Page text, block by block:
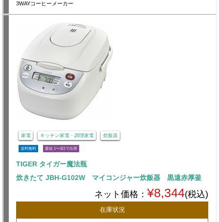
3WAYコーヒーメーカー
家電 キッチン家電・調理家電 炊飯器
送料無料 最短 1〜3日で出荷
TIGER タイガー魔法瓶
炊きたて JBH-G102W マイコンジャー炊飯器 黒遠赤厚釜
ネット価格： ¥8,344(税込)
在庫状況